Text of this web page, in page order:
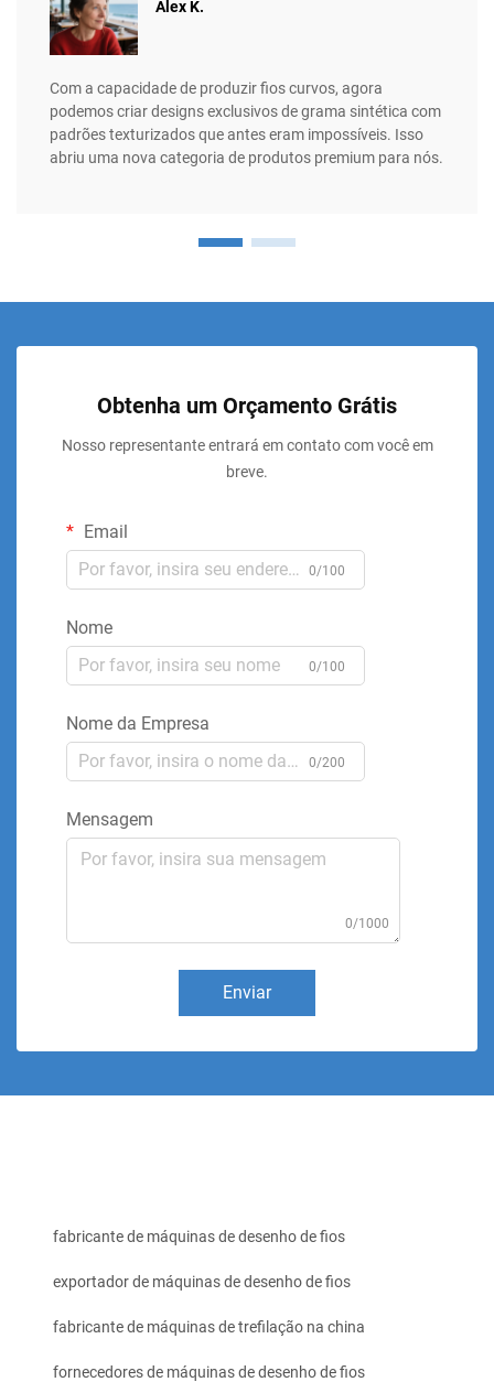
Alex K.
Com a capacidade de produzir fios curvos, agora
podemos criar designs exclusivos de grama sintética com
padrões texturizados que antes eram impossíveis. Isso
abriu uma nova categoria de produtos premium para nós.
Obtenha um Orçamento Grátis
Nosso representante entrará em contato com você em
breve.
Email
0/100
Nome
0/100
Nome da Empresa
0/200
Mensagem
0/1000
Enviar
fabricante de máquinas de desenho de fios
exportador de máquinas de desenho de fios
fabricante de máquinas de trefilação na china
fornecedores de máquinas de desenho de fios